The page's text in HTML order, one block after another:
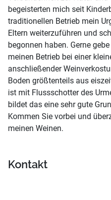
begeisterten mich seit
traditionellen Betrieb mein
Eltern weiterzuführen und
begonnen haben. Gerne
meinen Betrieb bei einer
anschließender
Boden größtenteils aus
ist mit Flussschotter des
bildet das eine sehr gute
Kommen Sie vorbei und
meinen Weinen.
Kontakt